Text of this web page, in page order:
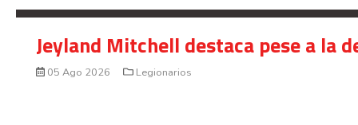
Jeyland Mitchell destaca pese a la
05 Ago 2026 Legionarios